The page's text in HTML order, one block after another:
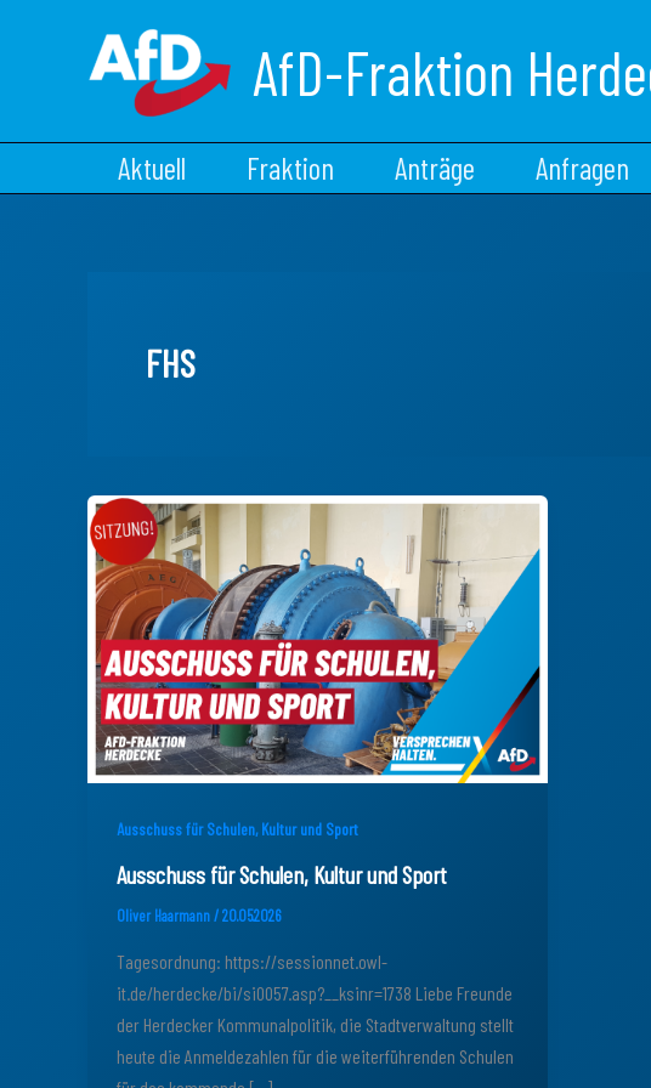
AfD-Fraktion
Aktuell Fraktion Anträge Anfragen
FHS
Ausschuss für Schulen, Kultur und Sport
Ausschuss für Schulen, Kultur und Sport
Oliver Haarmann/20.05.2026
Tagesordnung: https://sessionnet.owl-
it.de/herdecke/bi/si0057.asp?__ksinr=1738 Liebe Freunde
der Herdecker Kommunalpolitik, die Stadtverwaltung stellt
heute die Anmeldezahlen für die weiterführenden Schulen